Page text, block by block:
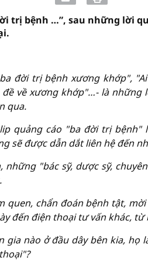
trị bệnh …”, sau những lời
đời trị bệnh xương khớp",
đề về xương khớp"…- là những
qua.
quảng cáo "ba đời trị
sẽ được dẫn dắt liên hệ đến
những "bác sỹ, dược sỹ,
quen, chẩn đoán bệnh tật,
đến điện thoại tư vấn khác, từ
gia nào ở đầu dây bên kia,